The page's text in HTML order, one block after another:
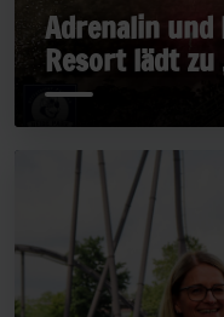
Adrenalin und
Resort lädt zu
„Late Rides“